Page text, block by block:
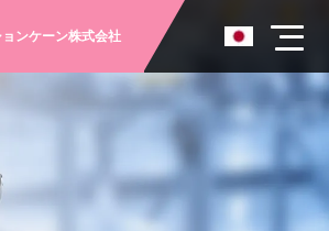
ンケーン株式会社